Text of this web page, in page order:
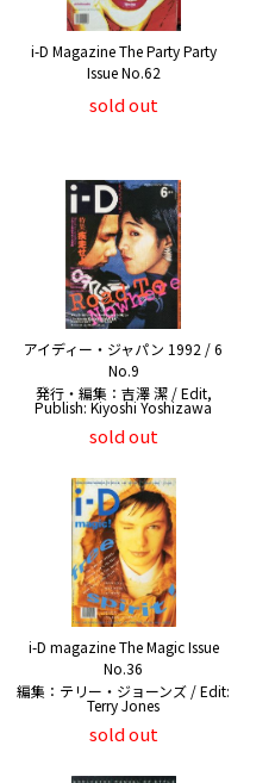
i-D Magazine The Party Party
Issue No.62
sold out
アイディー・ジャパン 1992 / 6
No.9
発行・編集：吉澤 潔 / Edit,
Publish: Kiyoshi Yoshizawa
sold out
i-D magazine The Magic Issue
No.36
編集：テリー・ジョーンズ / Edit:
Terry Jones
sold out